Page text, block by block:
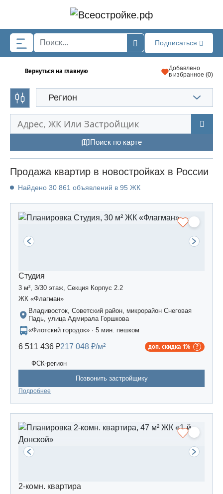
Подписаться
Вернуться на главную
Добавлено
в избранное (0)
Регион
Поиск по карте
Продажа квартир в новостройках в России
Найдено 30 861 объявлений в 95 ЖК
Студия
3 м², 3/30 этаж, Секция Корпус 2.2
ЖК «Флагман»
Владивосток, Советский район, микрорайон Снеговая
Падь, улица Адмирала Горшкова
«Флотский городок» · 5 мин. пешком
6 511 436 ₽217 048 ₽/м² доп. скидка 1%
ФСК-регион
Позвонить застройщику
Подробнее
2-комн. квартира